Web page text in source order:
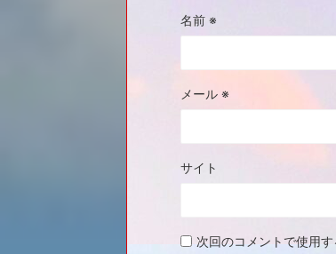
名前 ※
メール ※
サイト
次回のコメントで使用